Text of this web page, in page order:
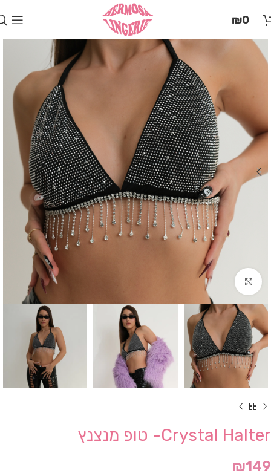
זֶה
מַעֲרֶכֶת
"המרכז
לְהַנְגָּשָׁת
אָתָרִים".
הַמְּסַיַּעַת
לִנְגִישׁוּת
הָאֲתָר.
לִפְתִיחַת
תַּפְרִיט
הֵנְּגִישׁוּת
₪0
Click to enlarge
Crystal Halter- טופ מנצנץ
₪149